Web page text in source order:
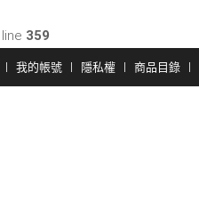
359
我的帳號 隱私權 商品目錄